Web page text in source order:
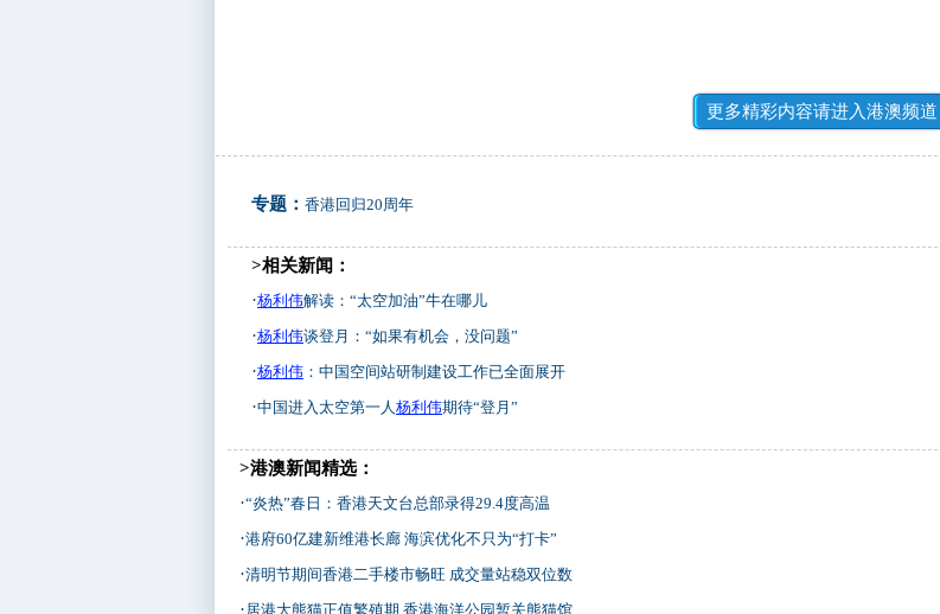
更多精彩内容请进入港澳频道
专题： 香港回归20周年
>相关新闻：
·杨利伟解读：“太空加油”牛在哪儿
·杨利伟谈登月：“如果有机会，没问题”
·杨利伟 ：中国空间站研制建设工作已全面展开
·中国进入太空第一人 杨利伟期待“登月”
>港澳新闻精选：
·“炎热”春日：香港天文台总部录得29.4度高温
·港府60亿建新维港长廊 海滨优化不只为“打卡”
·清明节期间香港二手楼市畅旺 成交量站稳双位数
· 居港大熊猫正值繁殖期 香港海洋公园暂关熊猫馆